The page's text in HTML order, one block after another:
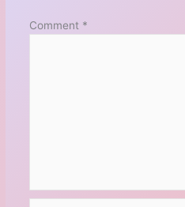
Comment *